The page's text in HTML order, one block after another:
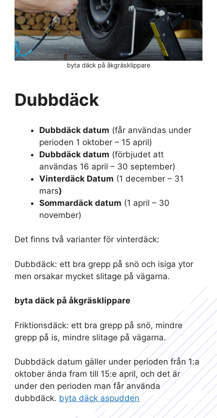
byta däck på åkgräsklippare
Dubbdäck
Dubbdäck datum (får användas under
perioden 1 oktober – 15 april)
Dubbdäck datum (förbjudet att
användas 16 april – 30 september)
Vinterdäck Datum (1 december – 31
mars)
Sommardäck datum (1 april – 30
november)
Det finns två varianter för vinterdäck:
Dubbdäck: ett bra grepp på snö och isiga ytor
men orsakar mycket slitage på vägarna.
byta däck på åkgräsklippare
Friktionsdäck: ett bra grepp på snö, mindre
grepp på is, mindre slitage på vägarna.
Dubbdäck datum gäller under perioden från 1:a
oktober ända fram till 15:e april, och det är
under den perioden man får använda
dubbdäck. byta däck aspudden